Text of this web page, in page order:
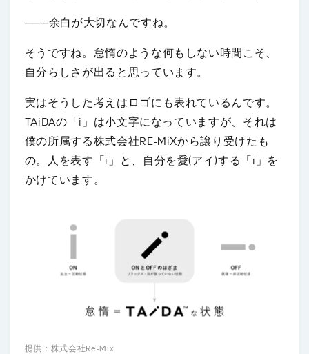
───余白が大切なんですね。
そうですね。怠惰のような何もしない時間こそ、
自分らしさが出ると思っています。
実はそうした考えはロゴにも表れているんです。
TAiDAの「i」は小文字になっていますが、それは
僕の所属する株式会社RE-MiXから譲り受けたも
の。人を表す「i」と、自分を愛(アイ)する「i」を
かけています。
提供：株式会社Re-Mix